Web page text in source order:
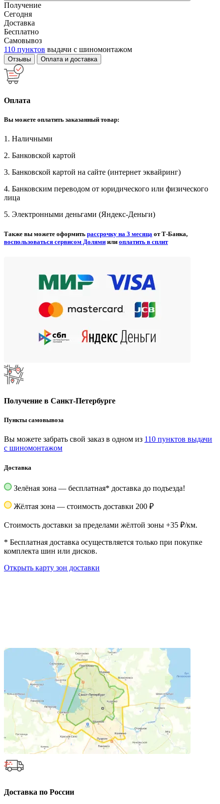
Получение
Сегодня
Доставка
Бесплатно
Самовывоз
110 пунктов выдачи с шиномонтажом
Отзывы Оплата и доставка
Оплата
Вы можете оплатить заказанный товар:
1. Наличными
2. Банковской картой
3. Банковской картой на сайте (интернет эквайринг)
4. Банковским переводом от юридического или физического
лица
5. Электронными деньгами (Яндекс-Деньги)
Также вы можете оформить рассрочку на 3 месяца от Т-Банка,
воспользоваться сервисом Долями или оплатить в сплит
Получение в Санкт-Петербурге
Пункты самовывоза
Вы можете забрать свой заказ в одном из 110 пунктов выдачи
с шиномонтажом
Доставка
Зелёная зона — бесплатная* доставка до подъезда!
Жёлтая зона — стоимость доставки 200 ₽
Стоимость доставки за пределами жёлтой зоны +35 ₽/км.
* Бесплатная доставка осуществляется только при покупке
комплекта шин или дисков.
Открыть карту зон доставки
Доставка по России